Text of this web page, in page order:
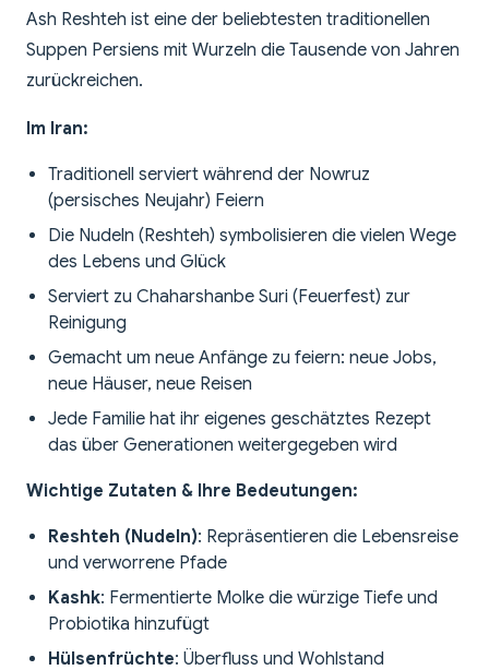
Ash Reshteh ist eine der beliebtesten traditionellen
Suppen Persiens mit Wurzeln die Tausende von Jahren
zurückreichen.
Im Iran:
Traditionell serviert während der Nowruz
(persisches Neujahr) Feiern
Die Nudeln (Reshteh) symbolisieren die vielen Wege
des Lebens und Glück
Serviert zu Chaharshanbe Suri (Feuerfest) zur
Reinigung
Gemacht um neue Anfänge zu feiern: neue Jobs,
neue Häuser, neue Reisen
Jede Familie hat ihr eigenes geschätztes Rezept
das über Generationen weitergegeben wird
Wichtige Zutaten & Ihre Bedeutungen:
Reshteh (Nudeln): Repräsentieren die Lebensreise
und verworrene Pfade
Kashk: Fermentierte Molke die würzige Tiefe und
Probiotika hinzufügt
Hülsenfrüchte: Überfluss und Wohlstand